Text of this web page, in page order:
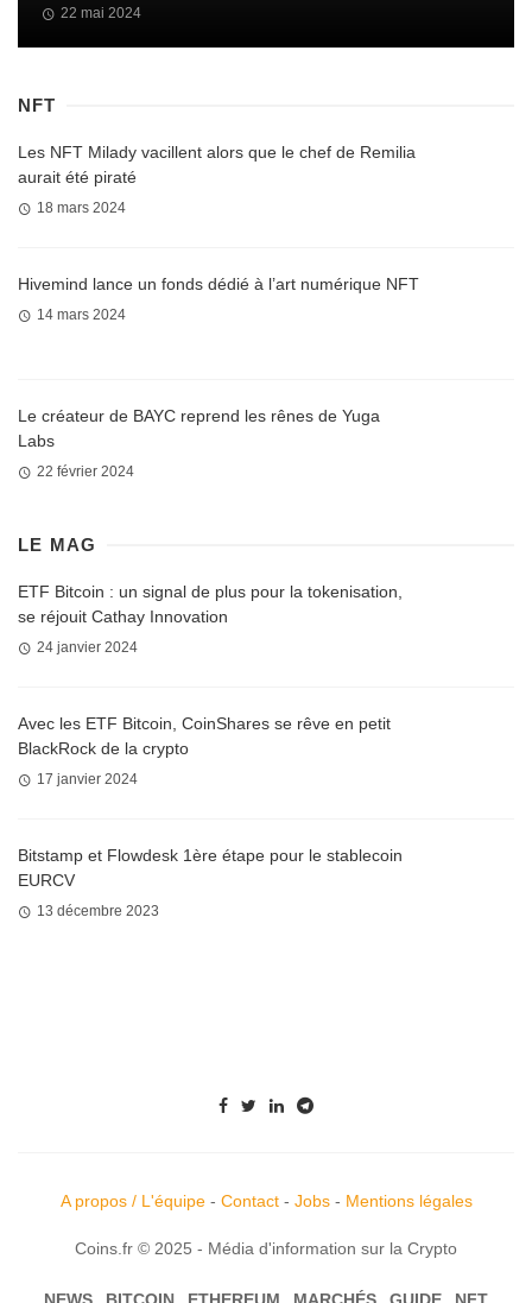
22 mai 2024
NFT
Les NFT Milady vacillent alors que le chef de Remilia
aurait été piraté
18 mars 2024
Hivemind lance un fonds dédié à l’art numérique NFT
14 mars 2024
Le créateur de BAYC reprend les rênes de Yuga
Labs
22 février 2024
LE MAG
ETF Bitcoin : un signal de plus pour la tokenisation,
se réjouit Cathay Innovation
24 janvier 2024
Avec les ETF Bitcoin, CoinShares se rêve en petit
BlackRock de la crypto
17 janvier 2024
Bitstamp et Flowdesk 1ère étape pour le stablecoin
EURCV
13 décembre 2023
A propos / L'équipe- Contact- Jobs- Mentions légales
Coins.fr © 2025 - Média d'information sur la Crypto